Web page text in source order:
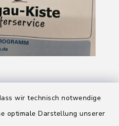
wir technisch notwendige
optimale Darstellung unserer